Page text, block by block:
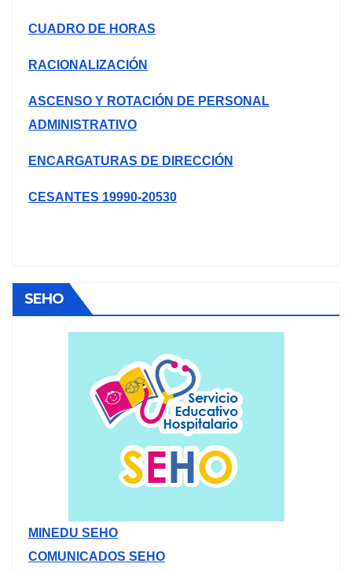
CUADRO DE HORAS
RACIONALIZACIÓN
ASCENSO Y ROTACIÓN DE PERSONAL
ADMINISTRATIVO
ENCARGATURAS DE DIRECCIÓN
CESANTES 19990-20530
SEHO
MINEDU SEHO
COMUNICADOS SEHO